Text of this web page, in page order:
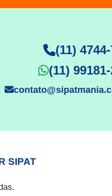
(11)
(11)
SIPAT